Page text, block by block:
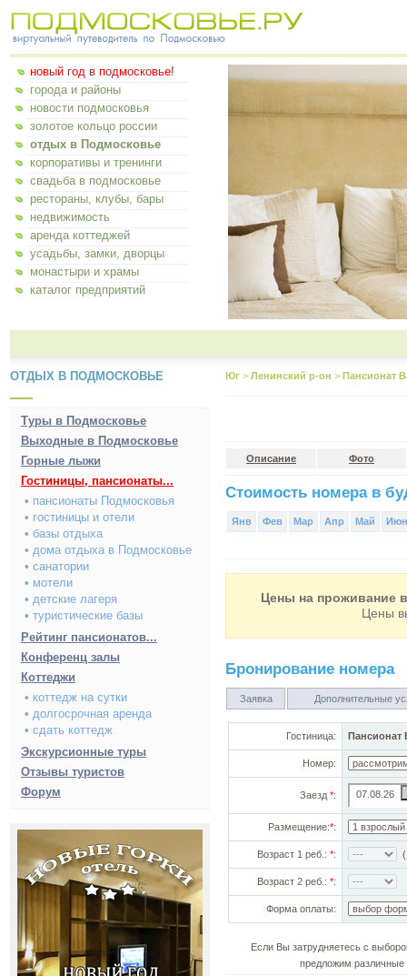
новый год в подмосковье!
города и районы
новости подмосковья
золотое кольцо россии
отдых в Подмосковье
корпоративы и тренинги
свадьба в подмосковье
рестораны, клубы, бары
недвижимость
аренда коттеджей
усадьбы, замки, дворцы
монастыри и храмы
каталог предприятий
ОТДЫХ В ПОДМОСКОВЬЕ
Туры в Подмосковье
Выходные в Подмосковье
Горные лыжи
Гостиницы, пансионаты...
• пансионаты Подмосковья
• гостиницы и отели
• базы отдыха
• дома отдыха в Подмосковье
• санатории
• мотели
• детские лагеря
• туристические базы
Рейтинг пансионатов...
Конференц залы
Коттеджи
• коттедж на сутки
• долгосрочная аренда
• сдать коттедж
Экскурсионные туры
Отзывы туристов
Форум
Юг > Ленинский р-он > Пансионат
Описание Фото
Стоимость номера в
Янв Фев Мар Апр Май Июн
Цены на проживание
Цены
Бронирование номера
Заявка Дополнительные
Гостиница: Пансионат
Номер:
Заезд *:
Размещение:*:
Возраст 1 реб.: *:
Возраст 2 реб.: *:
Форма оплаты:
Если Вы затрудняетесь с
предложим различные